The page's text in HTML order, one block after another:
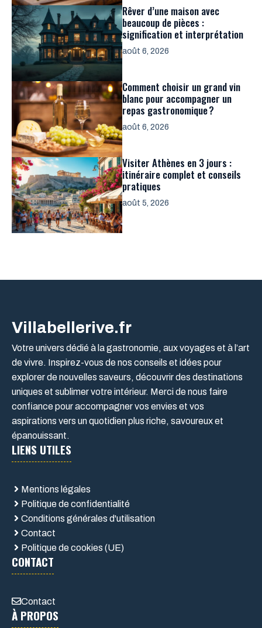
Rêver d’une maison avec
beaucoup de pièces :
signification et interprétation
août 6, 2026
Comment choisir un grand vin
blanc pour accompagner un
repas gastronomique ?
août 6, 2026
Visiter Athènes en 3 jours :
itinéraire complet et conseils
pratiques
août 5, 2026
Villabellerive.fr
Votre univers dédié à la gastronomie, aux voyages et à l’art
de vivre. Inspirez-vous de nos conseils et idées pour
explorer de nouvelles saveurs, découvrir des destinations
uniques et sublimer votre intérieur. Merci de nous faire
confiance pour accompagner vos envies et vos
aspirations vers un quotidien plus riche, savoureux et
épanouissant.
LIENS UTILES
Mentions légales
Politique de confidentialité
Conditions générales d'utilisation
Contact
Politique de cookies (UE)
CONTACT
Contact
À PROPOS